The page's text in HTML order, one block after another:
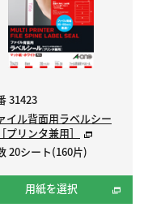
31423
イル背面用ラベルシー
プリンタ兼用］
20シート(160片)
用紙を選択